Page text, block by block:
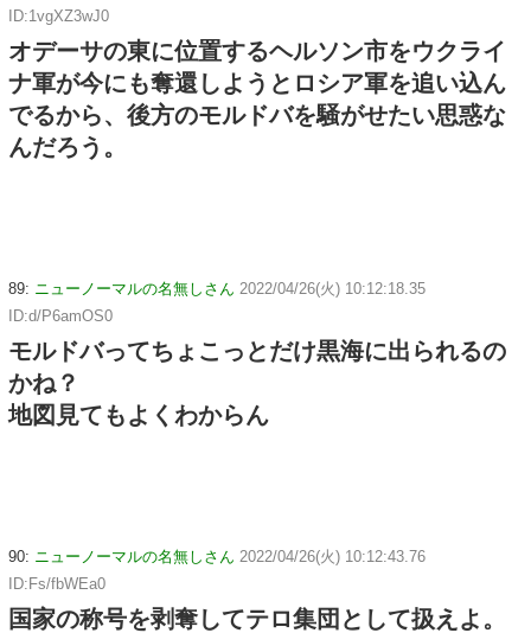
ID:1vgXZ3wJ0
オデーサの東に位置するヘルソン市をウクライ
ナ軍が今にも奪還しようとロシア軍を追い込ん
でるから、後方のモルドバを騒がせたい思惑な
んだろう。
89: ニューノーマルの名無しさん 2022/04/26(火) 10:12:18.35
ID:d/P6amOS0
モルドバってちょこっとだけ黒海に出られるの
かね？
地図見てもよくわからん
90: ニューノーマルの名無しさん 2022/04/26(火) 10:12:43.76
ID:Fs/fbWEa0
国家の称号を剥奪してテロ集団として扱えよ。